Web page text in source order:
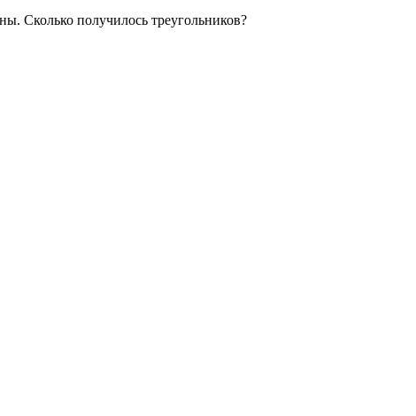
Сколько получилось треугольников?